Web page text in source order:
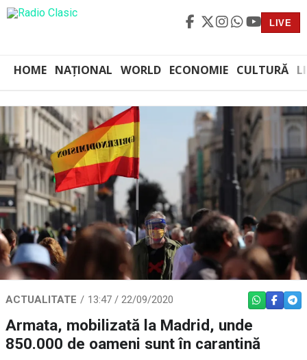
LIVE
HOME NAȚIONAL WORLD ECONOMIE CULTURĂ
ACTUALITATE 13:47 / 22/09/2020 WHATSAPP
Armata, mobilizată la Madrid, unde
850.000 de oameni sunt în carantină